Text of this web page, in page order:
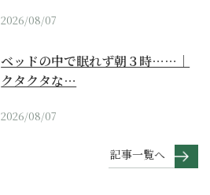
2026/08/07
ベッドの中で眠れず朝３時……｜
クタクタな…
2026/08/07
記事一覧へ